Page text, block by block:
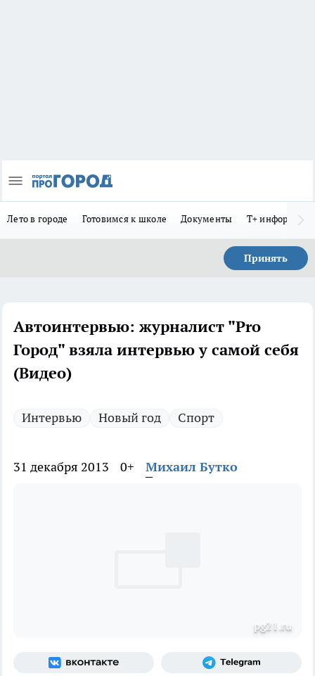
Лето в городе Готовимся к школе Документы Т+
Принять
Автоинтервью: журналист "Pro
Город" взяла интервью у самой себя
(Видео)
Интервью Новый год Спорт
31 декабря 2013 0+ Михаил Бутко
pg21.ru